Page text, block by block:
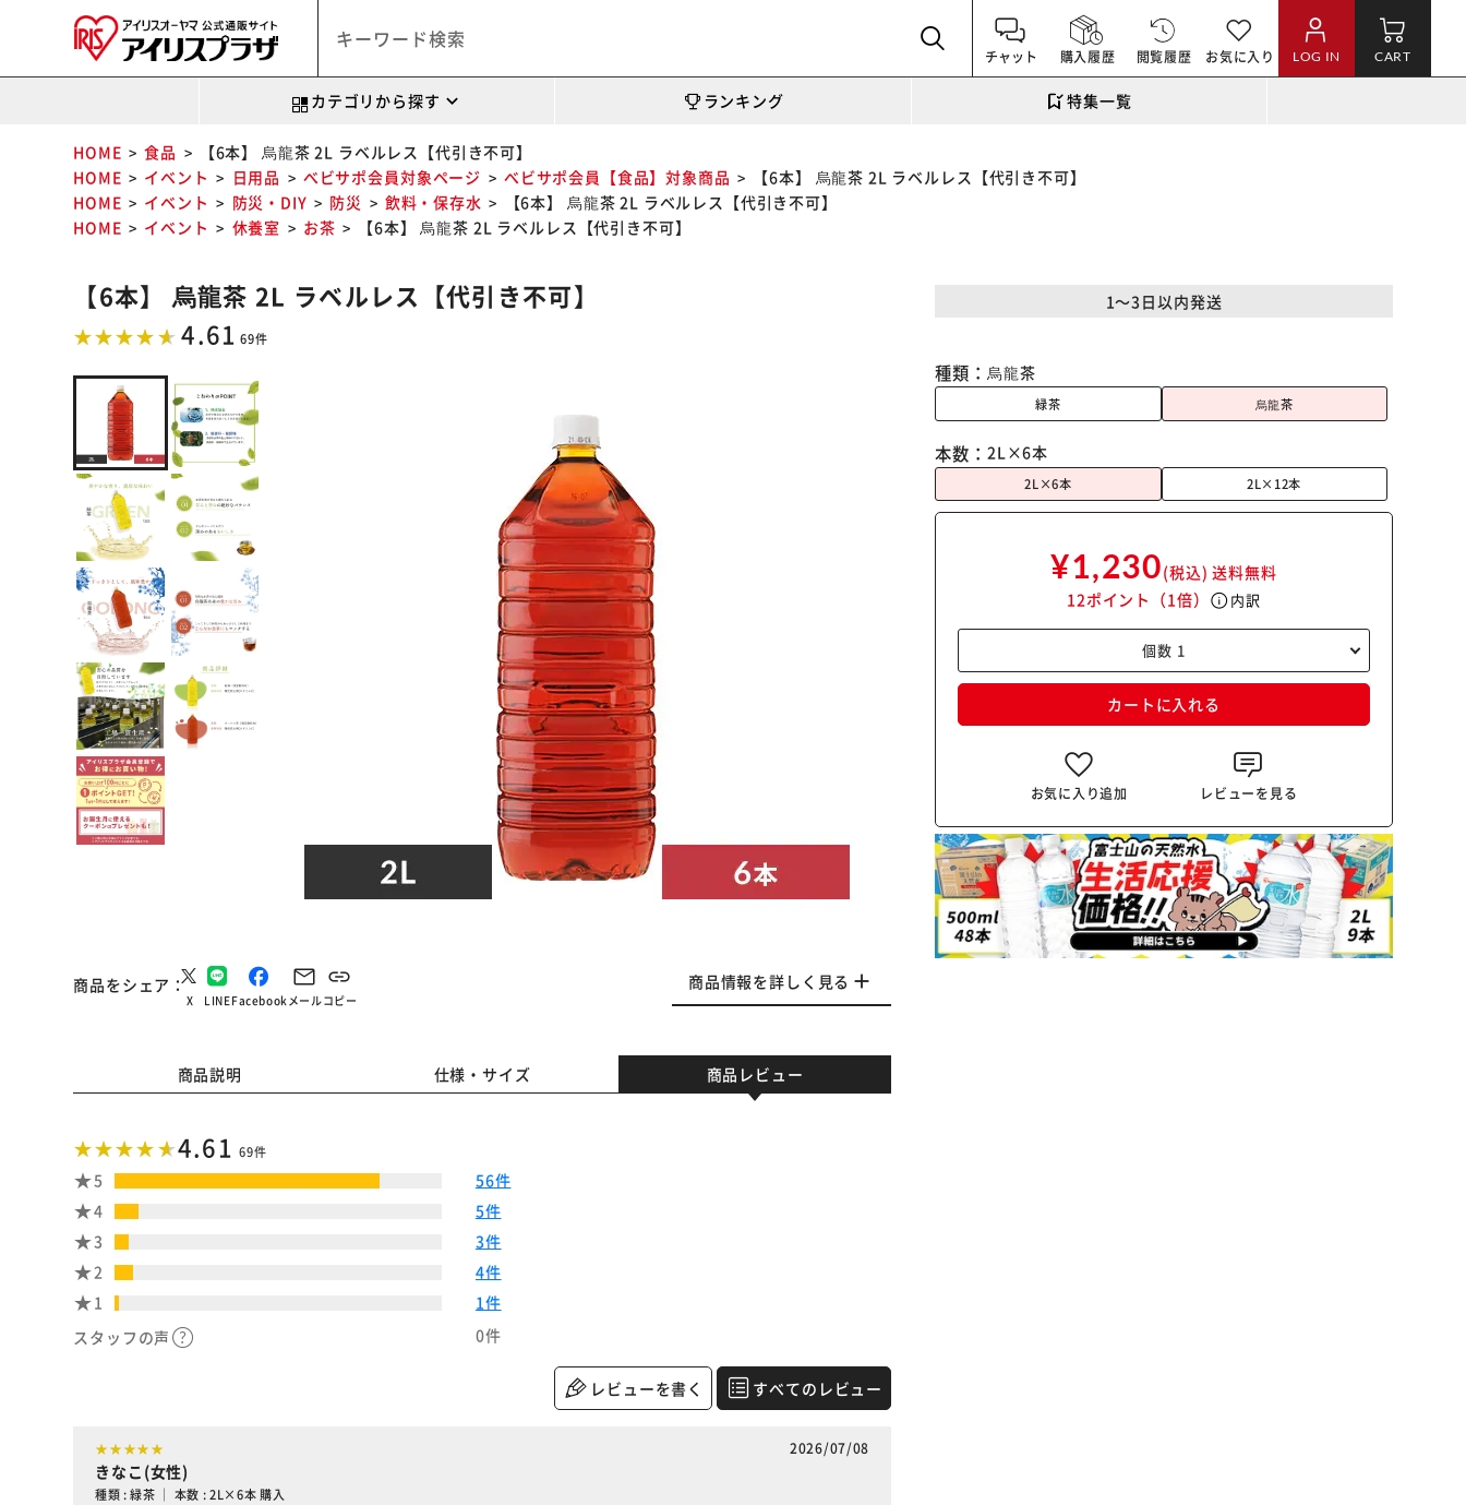
チャット 購入履歴 閲覧履歴 お気に入り LOG IN CART
カテゴリから探す ランキング 特集一覧
HOME 食品
【6本】 烏龍茶 2L ラベルレス【代引き不可】
HOME
イベント 日用品 べビサポ会員対象ページ べビサポ会員【食品】対象商品
【6本】 烏龍茶 2L ラベルレス【代引き不可】
HOME
イベント 防災・DIY 防災 飲料・保存水
【6本】 烏龍茶 2L ラベルレス【代引き不可】
HOME
イベント 休養室 お茶 【6本】 烏龍茶 2L ラベルレス【代引き不可】
【6本】 烏龍茶 2L ラベルレス【代引き不可】
4.61 69件
商品をシェア
X LINEFacebookメールコピー
商品情報を詳しく見る
1～3日以内発送
種類： 烏龍茶
緑茶 烏龍茶
本数： 2L×6本
2L×6本 2L×12本
¥1,230(税込) 送料無料
12ポイント （1倍） info内訳
カートに入れる
お気に入り追加 レビューを見る
商品説明 仕様・サイズ 商品レビュー
4.61 69件
5
56件
4
5件
3
3件
2
4件
1
1件
スタッフの声
0件
レビューを書く すべてのレビュー
2026/07/08
きなこ(女性)
種類 : 緑茶 ｜ 本数 : 2L×6本 購入